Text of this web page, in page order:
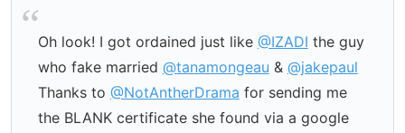
Oh look! I got ordained just like @IZADI the guy
who fake married @tanamongeau & @jakepaul
Thanks to @NotAntherDrama for sending me
the BLANK certificate she found via a google